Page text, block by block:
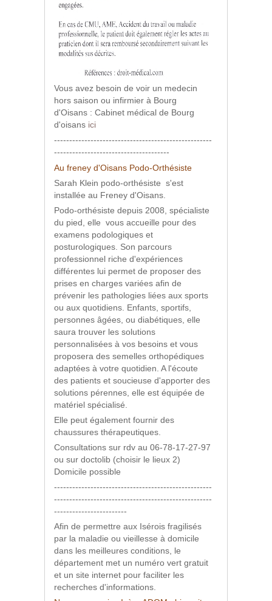
Vous avez besoin de voir un medecin
hors saison ou infirmier à Bourg
d'Oisans : Cabinet médical de Bourg
d'oisans ici
----------------------------------------------------
--------------------------------------
Au freney d'Oisans Podo-Orthésiste
Sarah Klein podo-orthésiste s'est
installée au Freney d'Oisans.
Podo-orthésiste depuis 2008, spécialiste
du pied, elle vous accueille pour des
examens podologiques et
posturologiques. Son parcours
professionnel riche d'expériences
différentes lui permet de proposer des
prises en charges variées afin de
prévenir les pathologies liées aux sports
ou aux quotidiens. Enfants, sportifs,
personnes âgées, ou diabétiques, elle
saura trouver les solutions
personnalisées à vos besoins et vous
proposera des semelles orthopédiques
adaptées à votre quotidien. A l'écoute
des patients et soucieuse d'apporter des
solutions pérennes, elle est équipée de
matériel spécialisé.
Elle peut également fournir des
chaussures thérapeutiques.
Consultations sur rdv au 06-78-17-27-97
ou sur doctolib (choisir le lieux 2)
Domicile possible
----------------------------------------------------
----------------------------------------------------
------------------------
Afin de permettre aux Isérois fragilisés
par la maladie ou vieillesse à domicile
dans les meilleures conditions, le
département met un numéro vert gratuit
et un site internet pour faciliter les
recherches d'informations.